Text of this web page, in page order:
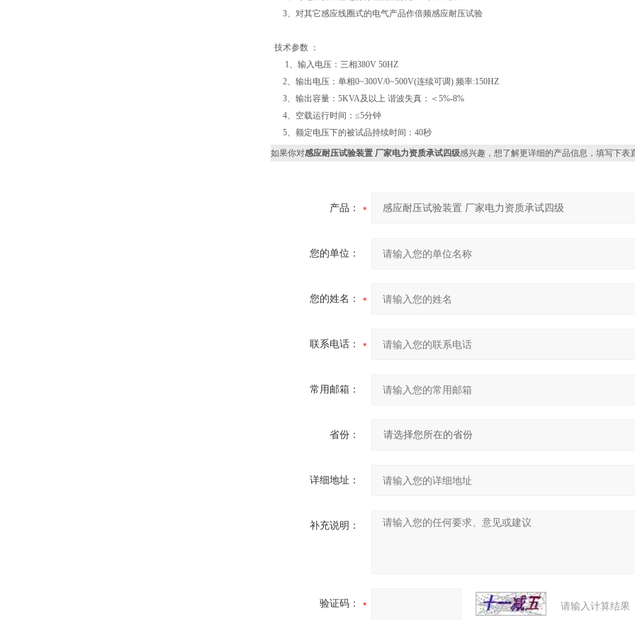
3、对其它感应线圈式的电气产品作倍频感应耐压试验
技术参数 ：
1、输入电压：三相380V 50HZ
2、输出电压：单相0~300V/0~500V(连续可调) 频率:150HZ
3、输出容量：5KVA及以上 谐波失真：＜5%-8%
4、空载运行时间：≤5分钟
5、额定电压下的被试品持续时间：40秒
如果你对感应耐压试验装置 厂家电力资质承试四级感兴趣，想了解更详细的产品信息，填写下表
产品：
您的单位：
您的姓名：
联系电话：
常用邮箱：
省份：
详细地址：
补充说明：
验证码： 请输入计算结果